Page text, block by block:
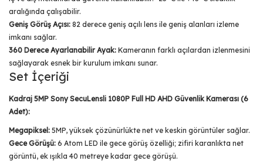
aralığında çalışabilir.
Geniş Görüş Açısı: 82 derece geniş açılı lens ile geniş alanları izleme
imkanı sağlar.
360 Derece Ayarlanabilir Ayak: Kameranın farklı açılardan izlenmesini
sağlayarak esnek bir kurulum imkanı sunar.
Set İçeriği
Kadraj 5MP Sony SecuLensli 1080P Full HD AHD Güvenlik Kamerası (6
Adet):
Megapiksel: 5MP, yüksek çözünürlükte net ve keskin görüntüler sağlar.
Gece Görüşü: 6 Atom LED ile gece görüş özelliği; zifiri karanlıkta net
görüntü, ek ışıkla 40 metreye kadar gece görüşü.